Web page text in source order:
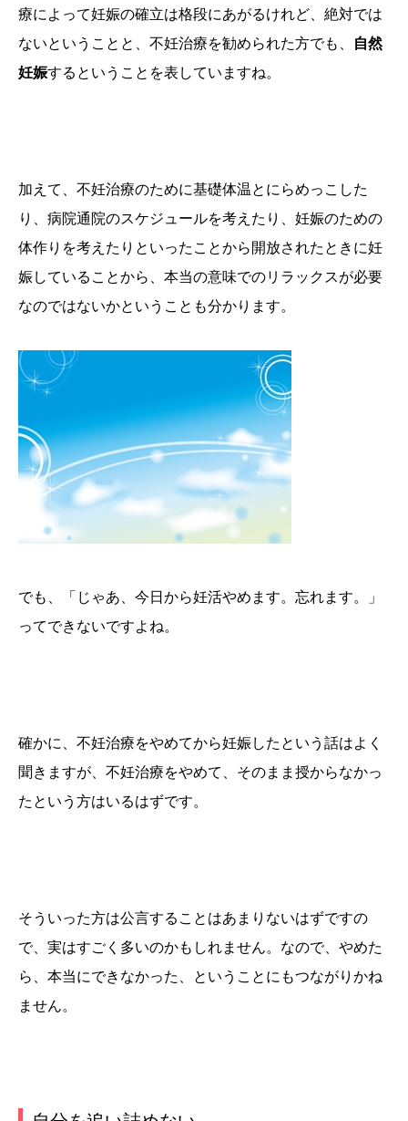
療によって妊娠の確立は格段にあがるけれど、絶対では
ないということと、 不妊治療を勧められた方でも、
自然
妊娠するということ を表していますね。
加えて、不妊治療のために基礎体温とにらめっこした
り、病院通院のスケジュールを考えたり、妊娠のための
体作りを考えたりといったことから 開放されたときに妊
娠している ことから、本当の意味でのリラックスが必要
なのではないかということも分かります。
でも、「じゃあ、今日から妊活やめます。忘れます。」
ってできないですよね。
確かに、不妊治療をやめてから妊娠したという話はよく
聞きますが、不妊治療をやめて、そのまま授からなかっ
たという方はいるはずです。
そういった方は公言することはあまりないはずですの
で、実はすごく多いのかもしれません。なので、やめた
ら、本当にできなかった、ということにもつながりかね
ません。